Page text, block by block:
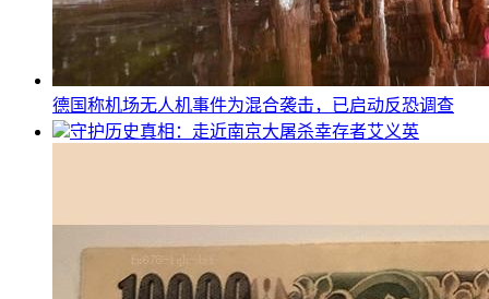
德国称机场无人机事件为混合袭击，已启动反恐调查
守护历史真相：走近南京大屠杀幸存者艾义英